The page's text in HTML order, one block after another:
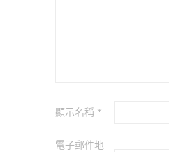
顯示名稱 *
電子郵件地